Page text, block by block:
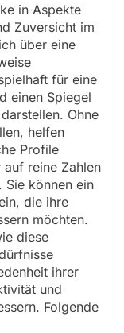
in Aspekte
Zuversicht im
über eine
für eine
einen Spiegel
Ohne
helfen
Profile
reine Zahlen
Sie können ein
die ihre
möchten.
diese
ihrer
und
Folgende